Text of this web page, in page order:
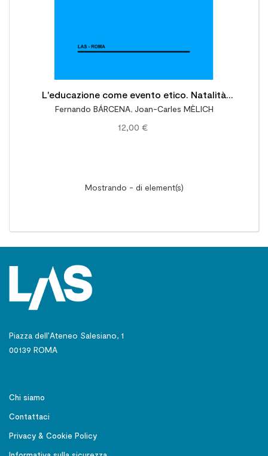
L'educazione come evento etico. Natalità
narrazione e ospitalità. Ediz. italiana a cura di
C.G. Desbouts - J. Zdzieborski
Fernando BÁRCENA, Joan-Carles MÈLICH
12,00 €
Mostrando - di element(s)
Piazza dell’Ateneo Salesiano, 1
00139 ROMA
Chi siamo
Contattaci
Privacy & Cookie Policy